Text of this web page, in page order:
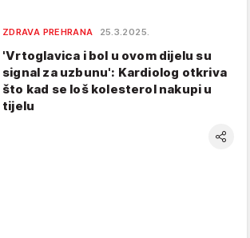
ZDRAVA PREHRANA 25.3.2025.
'Vrtoglavica i bol u ovom dijelu su
signal za uzbunu': Kardiolog otkriva
što kad se loš kolesterol nakupi u
tijelu